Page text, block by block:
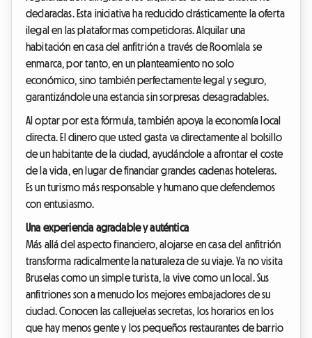
declaradas. Esta iniciativa ha reducido drásticamente la oferta
ilegal en las plataformas competidoras. Alquilar una
habitación en casa del anfitrión a través de Roomlala se
enmarca, por tanto, en un planteamiento no solo
económico, sino también perfectamente legal y seguro,
garantizándole una estancia sin sorpresas desagradables.
Al optar por esta fórmula, también apoya la economía local
directa. El dinero que usted gasta va directamente al bolsillo
de un habitante de la ciudad, ayudándole a afrontar el coste
de la vida, en lugar de financiar grandes cadenas hoteleras.
Es un turismo más responsable y humano que defendemos
con entusiasmo.
Una experiencia agradable y auténtica
Más allá del aspecto financiero, alojarse en casa del anfitrión
transforma radicalmente la naturaleza de su viaje. Ya no visita
Bruselas como un simple turista, la vive como un local. Sus
anfitriones son a menudo los mejores embajadores de su
ciudad. Conocen las callejuelas secretas, los horarios en los
que hay menos gente y los pequeños restaurantes de barrio